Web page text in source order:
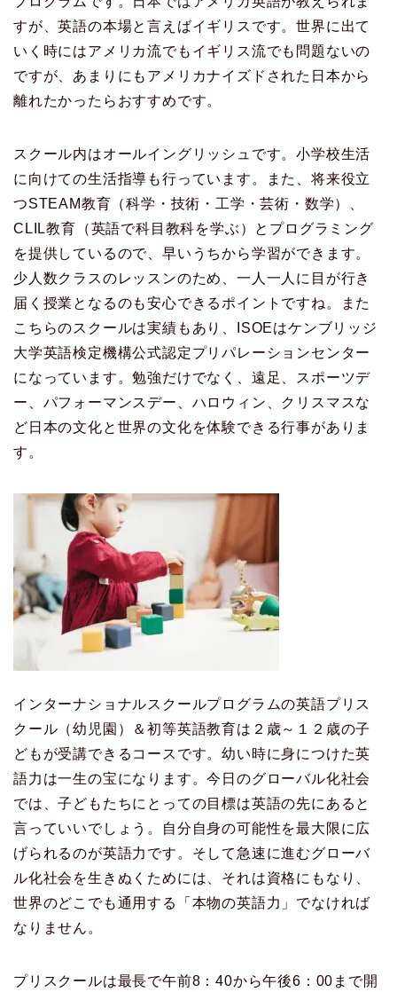
すが、英語の本場と言えばイギリスです。世界に出て
いく時にはアメリカ流でもイギリス流でも問題ないの
ですが、あまりにもアメリカナイズドされた日本から
離れたかったらおすすめです。
スクール内はオールイングリッシュです。小学校生活
に向けての生活指導も行っています。また、将来役立
つSTEAM教育（科学・技術・工学・芸術・数学）、
CLIL教育（英語で科目教科を学ぶ）とプログラミング
を提供しているので、早いうちから学習ができます。
少人数クラスのレッスンのため、一人一人に目が行き
届く授業となるのも安心できるポイントですね。また
こちらのスクールは実績もあり、ISOEはケンブリッジ
大学英語検定機構公式認定プリパレーションセンター
になっています。勉強だけでなく、遠足、スポーツデ
ー、パフォーマンスデー、ハロウィン、クリスマスな
ど日本の文化と世界の文化を体験できる行事がありま
す。
インターナショナルスクールプログラムの英語プリス
クール（幼児園）＆初等英語教育は２歳～１２歳の子
どもが受講できるコースです。幼い時に身につけた英
語力は一生の宝になります。今日のグローバル化社会
では、子どもたちにとっての目標は英語の先にあると
言っていいでしょう。自分自身の可能性を最大限に広
げられるのが英語力です。そして急速に進むグローバ
ル化社会を生きぬくためには、それは資格にもなり、
世界のどこでも通用する「本物の英語力」でなければ
なりません。
プリスクールは最長で午前8：40から午後6：00まで開